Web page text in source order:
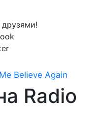
друзями!
Believe Again
Radio